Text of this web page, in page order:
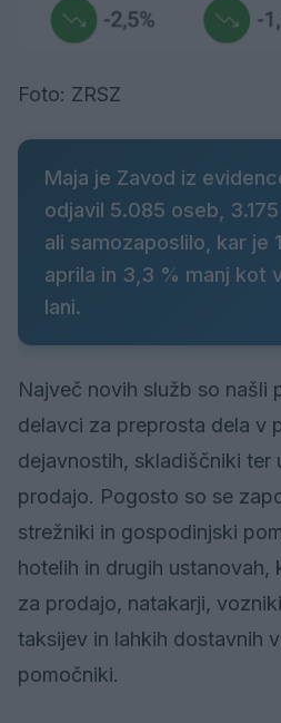
Foto: ZRSZ
Maja je Zavod iz
odjavil 5.085 oseb,
ali samozaposlilo, kar je
aprila in 3,3 % manj kot
lani.
Največ novih služb so našli
delavci za preprosta dela v
dejavnostih, skladiščniki ter
prodajo. Pogosto so se
strežniki in gospodinjski
hotelih in drugih ustanovah,
za prodajo, natakarji,
taksijev in lahkih dostavnih
pomočniki.